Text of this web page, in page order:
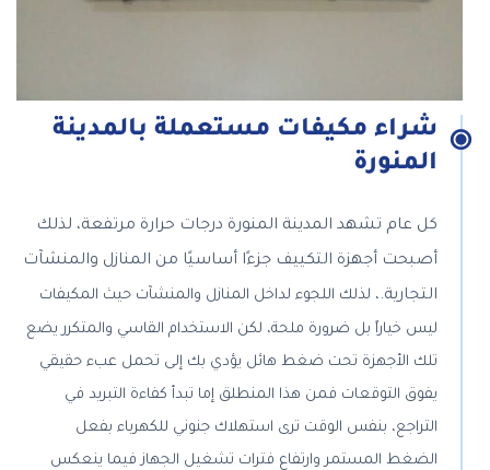
شراء مكيفات مستعملة بالمدينة
المنورة
كل عام تشهد المدينة المنورة درجات حرارة مرتفعة، لذلك
أصبحت أجهزة التكييف جزءًا أساسيًا من المنازل والمنشآت
التجارية. ، لذلك اللجوء لداخل المنازل والمنشآت حيث المكيفات
ليس خياراً بل ضرورة ملحة، لكن الاستخدام القاسي والمتكرر يضع
تلك الأجهزة تحت ضغط هائل يؤدي بك إلى تحمل عبء حقيقي
يفوق التوقعات فمن هذا المنطلق إما تبدأ كفاءة التبريد في
التراجع، بنفس الوقت ترى استهلاك جنوني للكهرباء بفعل
الضغط المستمر وارتفاع فترات تشغيل الجهاز فيما ينعكس